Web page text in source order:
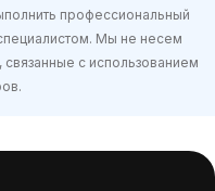
профессиональный
Мы не несем
связанные с использованием